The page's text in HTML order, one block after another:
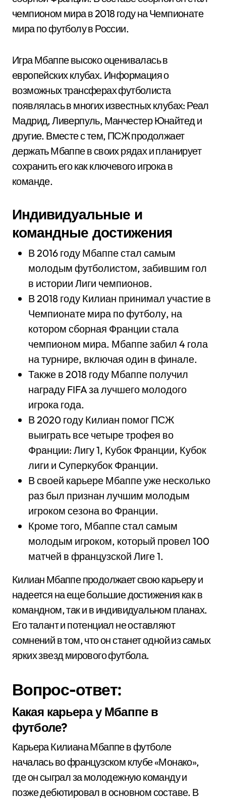
чемпионом мира в 2018 году на Чемпионате
мира по футболу в России.
Игра Мбаппе высоко оценивалась в
европейских клубах. Информация о
возможных трансферах футболиста
появлялась в многих известных клубах: Реал
Мадрид, Ливерпуль, Манчестер Юнайтед и
другие. Вместе с тем, ПСЖ продолжает
держать Мбаппе в своих рядах и планирует
сохранить его как ключевого игрока в
команде.
Индивидуальные и
командные достижения
В 2016 году Мбаппе стал самым
молодым футболистом, забившим гол
в истории Лиги чемпионов.
В 2018 году Килиан принимал участие в
Чемпионате мира по футболу, на
котором сборная Франции стала
чемпионом мира. Мбаппе забил 4 гола
на турнире, включая один в финале.
Также в 2018 году Мбаппе получил
награду FIFA за лучшего молодого
игрока года.
В 2020 году Килиан помог ПСЖ
выиграть все четыре трофея во
Франции: Лигу 1, Кубок Франции, Кубок
лиги и Суперкубок Франции.
В своей карьере Мбаппе уже несколько
раз был признан лучшим молодым
игроком сезона во Франции.
Кроме того, Мбаппе стал самым
молодым игроком, который провел 100
матчей в французской Лиге 1.
Килиан Мбаппе продолжает свою карьеру и
надеется на еще большие достижения как в
командном, так и в индивидуальном планах.
Его талант и потенциал не оставляют
сомнений в том, что он станет одной из самых
ярких звезд мирового футбола.
Вопрос-ответ:
Какая карьера у Мбаппе в
футболе?
Карьера Килиана Мбаппе в футболе
началась во французском клубе «Монако»,
где он сыграл за молодежную команду и
позже дебютировал в основном составе. В